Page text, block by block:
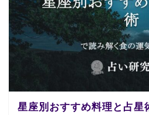
星座別おすすめ料理と占星